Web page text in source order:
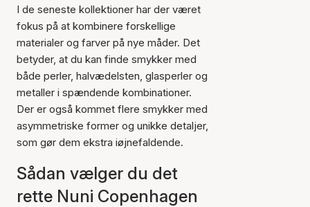
I de seneste kollektioner har der været
fokus på at kombinere forskellige
materialer og farver på nye måder. Det
betyder, at du kan finde smykker med
både perler, halvædelsten, glasperler og
metaller i spændende kombinationer.
Der er også kommet flere smykker med
asymmetriske former og unikke detaljer,
som gør dem ekstra iøjnefaldende.
Sådan vælger du det
rette Nuni Copenhagen